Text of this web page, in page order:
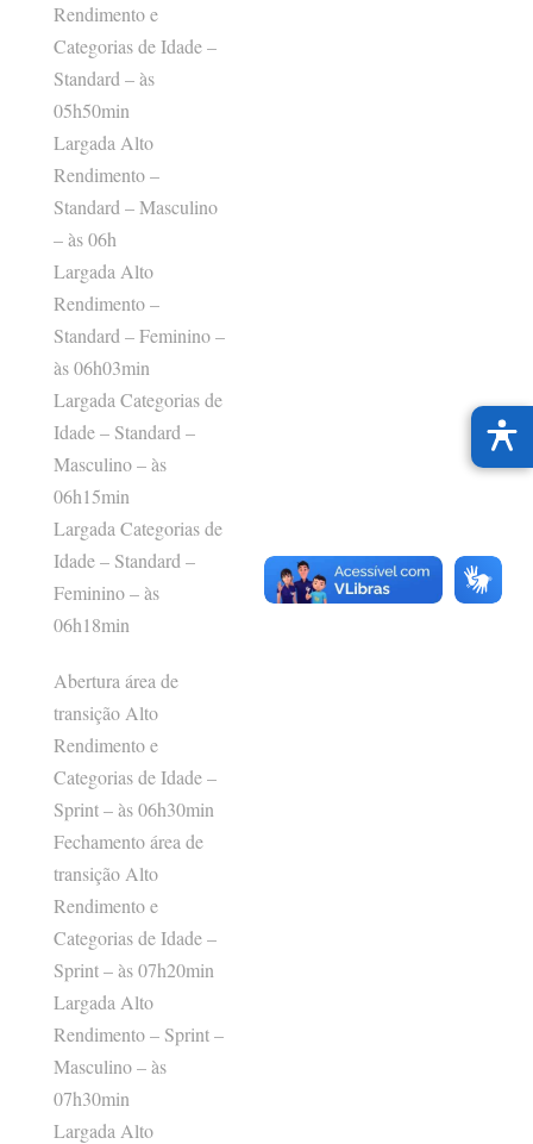
Rendimento e
Categorias de Idade –
Standard – às
05h50min
Largada Alto
Rendimento –
Standard – Masculino
– às 06h
Largada Alto
Rendimento –
Standard – Feminino –
às 06h03min
Largada Categorias de
Idade – Standard –
Masculino – às
06h15min
Largada Categorias de
Idade – Standard –
Feminino – às
06h18min
Abertura área de
transição Alto
Rendimento e
Categorias de Idade –
Sprint – às 06h30min
Fechamento área de
transição Alto
Rendimento e
Categorias de Idade –
Sprint – às 07h20min
Largada Alto
Rendimento – Sprint –
Masculino – às
07h30min
Largada Alto